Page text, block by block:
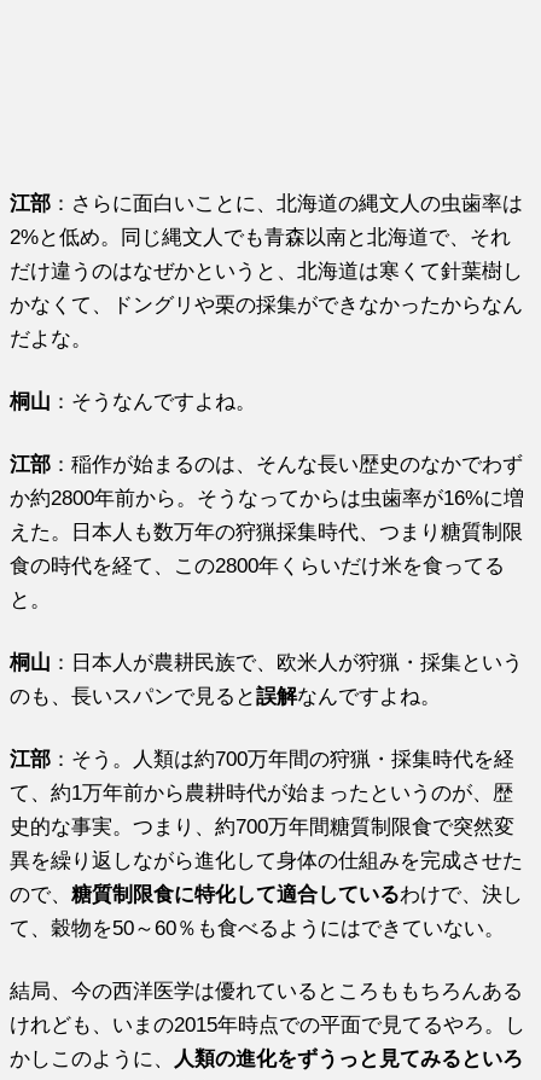
江部 ：さらに面白いことに、北海道の縄文人の虫歯率は
2%と低め。同じ縄文人でも青森以南と北海道で、それ
だけ違うのはなぜかというと、北海道は寒くて針葉樹し
かなくて、ドングリや栗の採集ができなかったからなん
だよな。
桐山 ：そうなんですよね。
江部 ：稲作が始まるのは、そんな長い歴史のなかでわず
か約2800年前から。そうなってからは虫歯率が16%に増
えた。日本人も数万年の狩猟採集時代、つまり糖質制限
食の時代を経て、この2800年くらいだけ米を食ってる
と。
桐山 ：日本人が農耕民族で、欧米人が狩猟・採集という
のも、長いスパンで見ると誤解なんですよね。
江部 ：そう。人類は約700万年間の狩猟・採集時代を経
て、約1万年前から農耕時代が始まったというのが、歴
史的な事実。つまり、約700万年間糖質制限食で突然変
異を繰り返しながら進化して身体の仕組みを完成させた
ので、糖質制限食に特化して適合しているわけで、決し
て、穀物を50～60％も食べるようにはできていない。
結局、今の西洋医学は優れているところももちろんある
けれども、いまの2015年時点での平面で見てるやろ。し
かしこのように、
人類の進化をずうっと見てみるといろ